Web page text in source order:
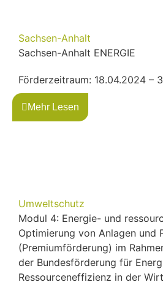
Sachsen-Anhalt
Sachsen-Anhalt ENERGIE
Förderzeitraum: 18.04.2024 –
Mehr Lesen
Umweltschutz
Modul 4: Energie- und
Optimierung von Anlagen und
(Premiumförderung) im
der Bundesförderung für
Ressourceneffizienz in der